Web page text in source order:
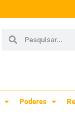
Poderes